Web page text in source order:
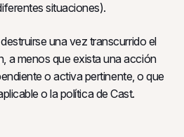
situaciones).
una vez transcurrido el
a menos que exista una acción
o activa pertinente, o que
o la política de Cast.